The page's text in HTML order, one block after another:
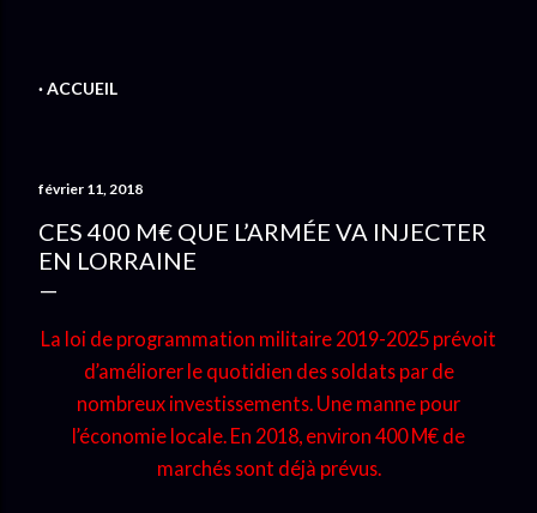
ACCUEIL
février 11, 2018
CES 400 M€ QUE L’ARMÉE VA INJECTER
EN LORRAINE
La loi de programmation militaire 2019-2025 prévoit
d’améliorer le quotidien des soldats par de
nombreux investissements. Une manne pour
l’économie locale. En 2018, environ 400 M€ de
marchés sont déjà prévus.